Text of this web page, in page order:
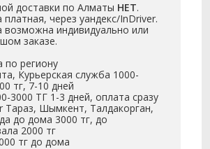
доставки по Алматы НЕТ.
платная, через уандекс/InDriver.
возможна индивидуально или
заказе.
по региону
Курьерская служба 1000-
тг, 7-10 дней
3000 ТГ 1-3 дней, оплата сразу
Тараз, Шымкент, Талдакорган,
до дома 3000 тг, до
2000 тг
тг до дома